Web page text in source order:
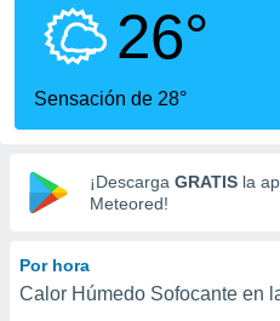
calidad.
a este
las
y
digital
basada
26°
Sensación de 28°
¡Descarga GRATIS la
Meteored!
Por hora
Calor Húmedo Sofocante en